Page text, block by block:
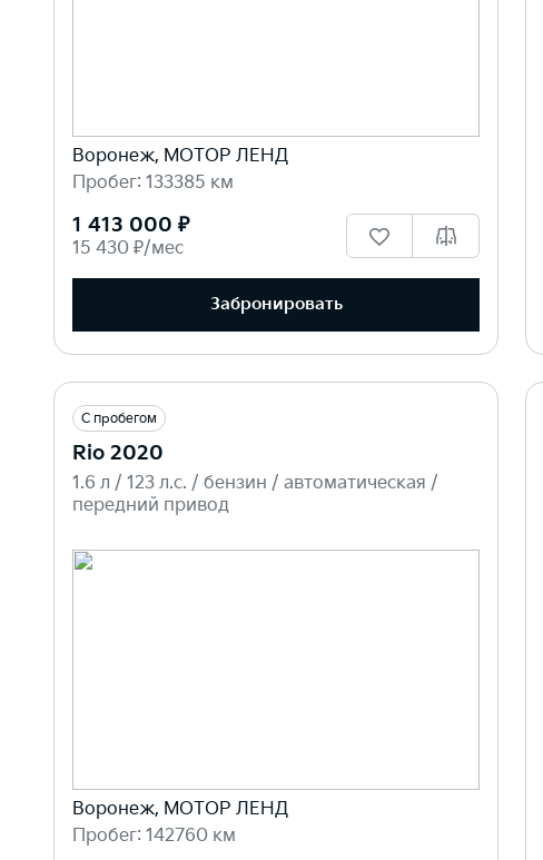
Воронеж, МОТОР ЛЕНД
Пробег: 133385 км
1 413 000 ₽
15 430 ₽/мес
Забронировать
С пробегом
Rio 2020
1.6 л / 123 л.c. / бензин / автоматическая /
передний привод
Воронеж, МОТОР ЛЕНД
Пробег: 142760 км